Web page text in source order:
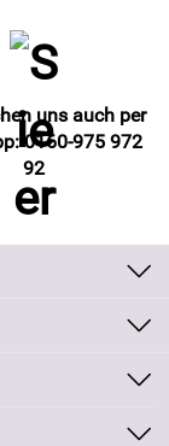
uns auch per
0160-975 972
92